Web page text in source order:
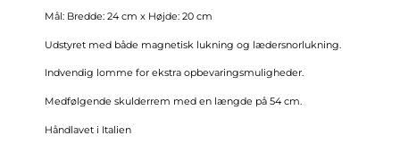
Mål: Bredde: 24 cm x Højde: 20 cm
Udstyret med både magnetisk lukning og lædersnorlukning.
Indvendig lomme for ekstra opbevaringsmuligheder.
Medfølgende skulderrem med en længde på 54 cm.
Håndlavet i Italien